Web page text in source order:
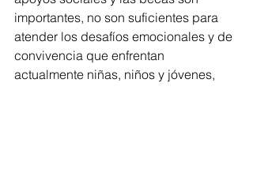
importantes, no son suficientes para
atender los desafíos emocionales y de
convivencia que enfrentan
actualmente niñas, niños y jóvenes,